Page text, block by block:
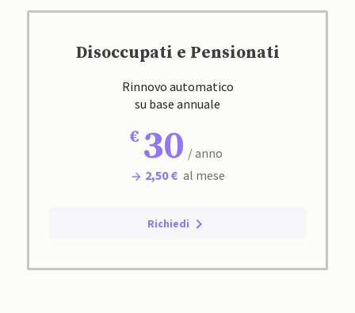
Disoccupati e Pensionati
Rinnovo automatico
su base annuale
30 / anno
2,50 € al mese
Richiedi